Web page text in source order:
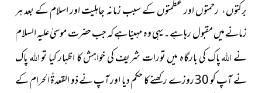
برکتوں، رحمتوںاور عظمتوں کے سبب زمانہ جاہلیت اور اسلام کے بعد ہر
زمانے میں مقبول رہا ہے۔ یہی وہ مہینا ہے کہ جب حضرت موسیٰ علیہ السلام
نےاللہپاک کی بارگاہ میں تورات شریف کی خواہش کا اظہار کیا تواللہپاک
نے آپ کو 30 روزے رکھنے کا حکم دیا اور آپ نے ذو القعدۃُ الحرام کے